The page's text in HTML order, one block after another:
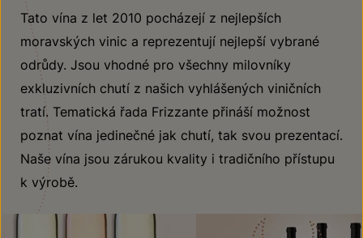
Tato vína z let 2010 pocházejí z nejlepších
moravských vinic a reprezentují nejlepší vybrané
odrůdy. Jsou vhodné pro všechny milovníky
exkluzivních chutí z našich vyhlášených viničních
tratí. Tematická řada Frizzante přináší možnost
poznat vína jedinečné jak chutí, tak svou prezentací.
Naše vína jsou zárukou kvality i tradičního přístupu
k výrobě.